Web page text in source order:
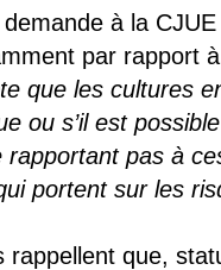
demande à la
par rapport
que les cultures
ou s’il est
pas à
portent sur les
rappellent que,